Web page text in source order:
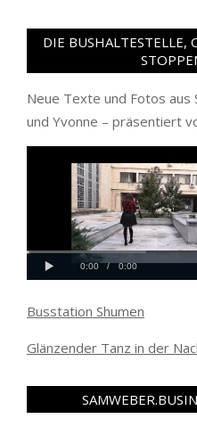
DIE BUSHALTESTELLE,
Neue Texte und Fotos aus
und Yvonne – präsentiert
Busstation Shumen
Glänzender Tanz in der